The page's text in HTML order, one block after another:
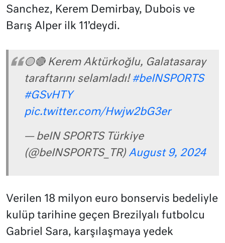
Sanchez, Kerem Demirbay, Dubois ve
Barış Alper ilk 11’deydi.
🟡🔴 Kerem Aktürkoğlu, Galatasaray
taraftarını selamladı!#beINSPORTS
#GSvHTY
pic.twitter.com/Hwjw2bG3er
— beIN SPORTS Türkiye
(@beINSPORTS_TR) August 9, 2024
Verilen 18 milyon euro bonservis bedeliyle
kulüp tarihine geçen Brezilyalı futbolcu
Gabriel Sara, karşılaşmaya yedek